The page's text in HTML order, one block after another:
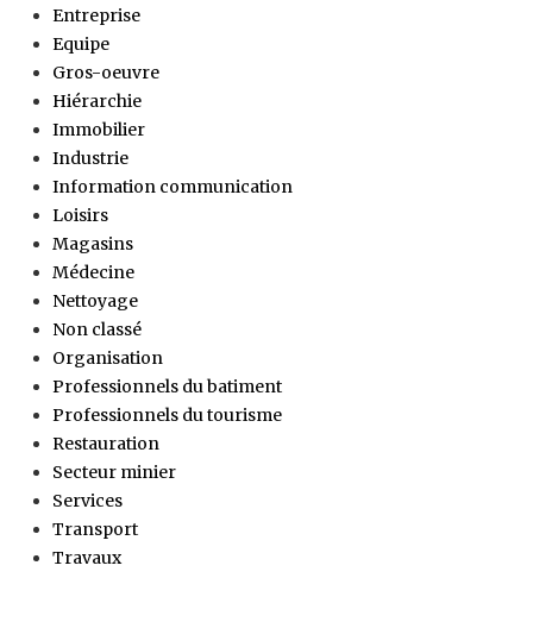
Entreprise
Equipe
Gros-oeuvre
Hiérarchie
Immobilier
Industrie
Information communication
Loisirs
Magasins
Médecine
Nettoyage
Non classé
Organisation
Professionnels du batiment
Professionnels du tourisme
Restauration
Secteur minier
Services
Transport
Travaux